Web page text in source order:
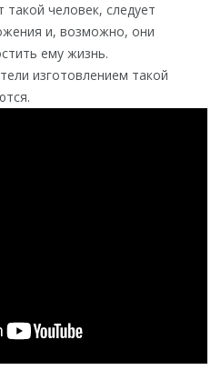
такой человек, следует
и, возможно, они
ему жизнь.
изготовлением такой